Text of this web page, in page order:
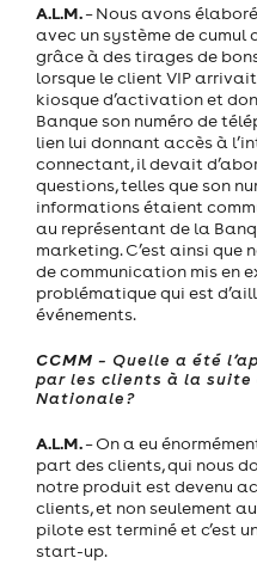
A.L.M.– Nous avons
avec un système de cumul
grâce à des tirages de
lorsque le client VIP
kiosque d’activation et
Banque son numéro de
lien lui donnant accès à
connectant, il devait
questions, telles que son
informations étaient
au représentant de la
marketing. C’est ainsi que
de communication mis en
problématique qui est
événements.
CCMM – Quelle a été
par les clients à la suite
Nationale?
A.L.M.– On a eu
part des clients, qui nous
notre produit est devenu
clients, et non seulement
pilote est terminé et c’est
start-up.